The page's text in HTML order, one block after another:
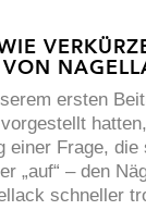
ersten
vorgestellt
einer Frage,
„auf“ – den
schneller